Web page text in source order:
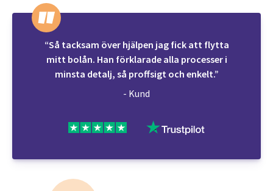
“Så tacksam över hjälpen jag fick att flytta
mitt bolån. Han förklarade alla processer i
minsta detalj, så proffsigt och enkelt.”
- Kund